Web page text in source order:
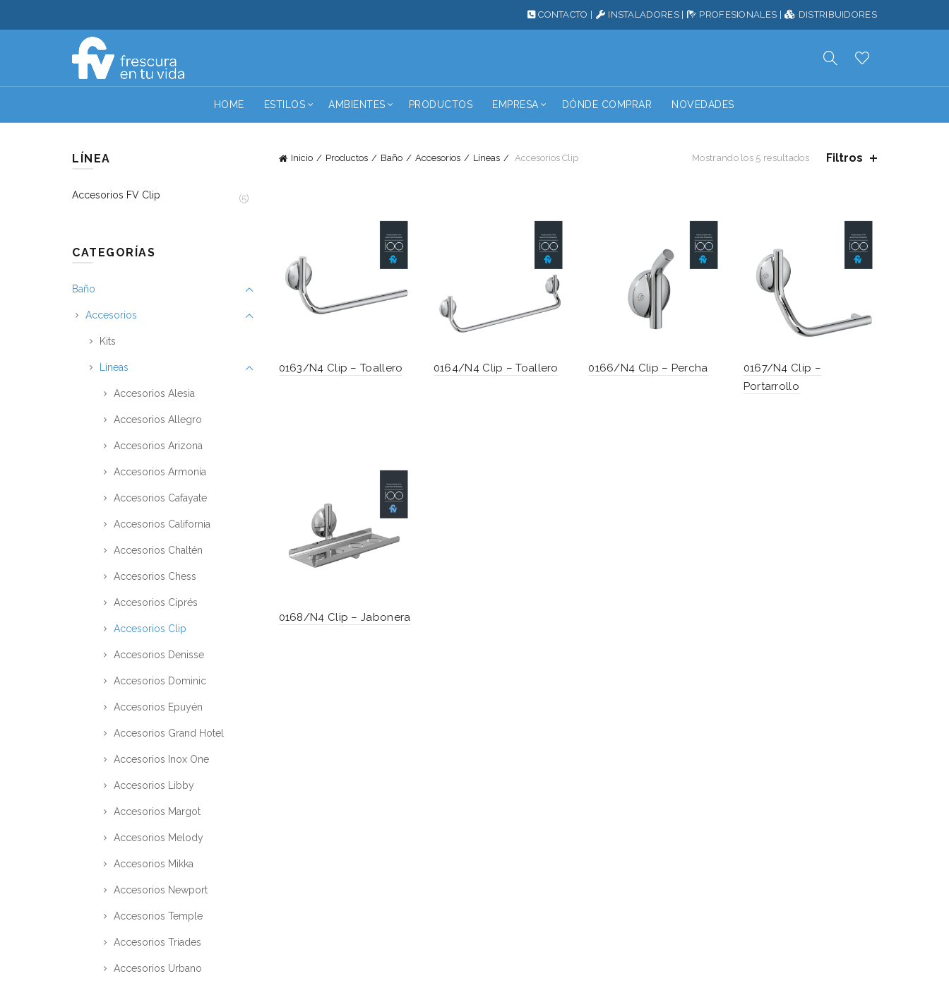
CONTACTO INSTALADORES| PROFESIONALES DISTRIBUIDORES
HOME ESTILOS AMBIENTES PRODUCTOS EMPRESA DÓNDE COMPRAR NOVEDADES
Inicio Productos Baño Accesorios Líneas Accesorios Clip Mostrando los 5 resultados Filtros
0163/N4 Clip – Toallero 0164/N4 Clip – Toallero 0166/N4 Clip – Percha
0167/N4 Clip –
Portarrollo
0168/N4 Clip – Jabonera
LÍNEA
Accesorios FV Clip (5)
CATEGORÍAS
Baño
Accesorios
Kits
Líneas
Accesorios Alesia
Accesorios Allegro
Accesorios Arizona
Accesorios Armonía
Accesorios Cafayate
Accesorios California
Accesorios Chaltén
Accesorios Chess
Accesorios Ciprés
Accesorios Clip
Accesorios Denisse
Accesorios Dominic
Accesorios Epuyén
Accesorios Grand Hotel
Accesorios Inox One
Accesorios Libby
Accesorios Margot
Accesorios Melody
Accesorios Mikka
Accesorios Newport
Accesorios Temple
Accesorios Triades
Accesorios Urbano